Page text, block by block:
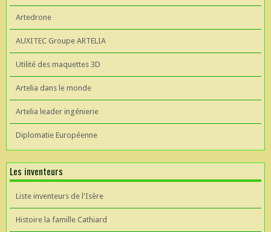
Artedrone
AUXITEC Groupe ARTELIA
Utilité des maquettes 3D
Artelia dans le monde
Artelia leader ingénierie
Diplomatie Européenne
Les inventeurs
Liste inventeurs de l'Isère
Histoire la famille Cathiard